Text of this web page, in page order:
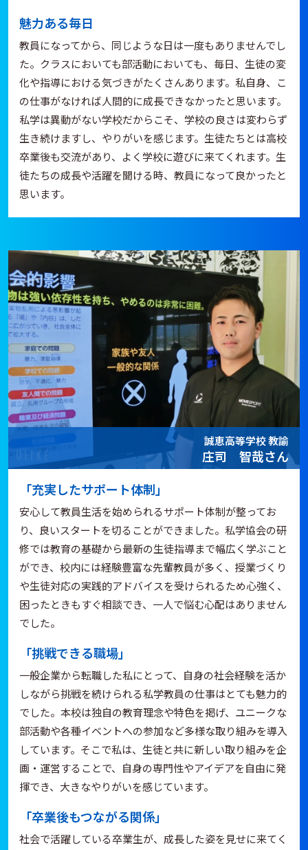
魅力ある毎日
教員になってから、同じような日は一度もありませんでし
た。クラスにおいても部活動においても、毎日、生徒の変
化や指導における気づきがたくさんあります。私自身、こ
の仕事がなければ人間的に成長できなかったと思います。
私学は異動がない学校だからこそ、学校の良さは変わらず
生き続けますし、やりがいを感じます。生徒たちとは高校
卒業後も交流があり、よく学校に遊びに来てくれます。生
徒たちの成長や活躍を聞ける時、教員になって良かったと
思います。
誠恵高等学校 教諭
庄司 智哉さん
「充実したサポート体制」
安心して教員生活を始められるサポート体制が整ってお
り、良いスタートを切ることができました。私学協会の研
修では教育の基礎から最新の生徒指導まで幅広く学ぶこと
ができ、校内には経験豊富な先輩教員が多く、授業づくり
や生徒対応の実践的アドバイスを受けられるため心強く、
困ったときもすぐ相談でき、一人で悩む心配はありません
でした。
「挑戦できる職場」
一般企業から転職した私にとって、自身の社会経験を活か
しながら挑戦を続けられる私学教員の仕事はとても魅力的
でした。本校は独自の教育理念や特色を掲げ、ユニークな
部活動や各種イベントへの参加など多様な取り組みを導入
しています。そこで私は、生徒と共に新しい取り組みを企
画・運営することで、自身の専門性やアイデアを自由に発
揮でき、大きなやりがいを感じています。
「卒業後もつながる関係」
社会で活躍している卒業生が、成長した姿を見せに来てく